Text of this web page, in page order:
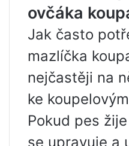
ovčáka
Jak často
mazlíčka
nejčastěji na
ke
Pokud pes
se upravuje a